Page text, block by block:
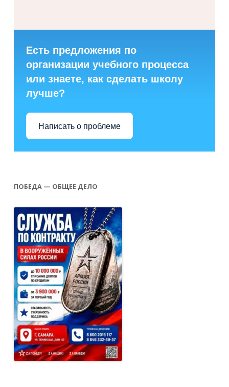
Есть предложения по
организации учебного процесса
или знаете, как сделать школу
лучше?
Написать о проблеме
ПОБЕДА — ОБЩЕЕ ДЕЛО